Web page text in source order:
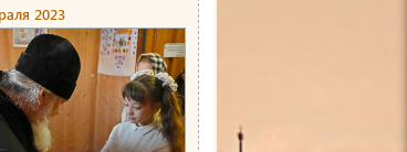
2023